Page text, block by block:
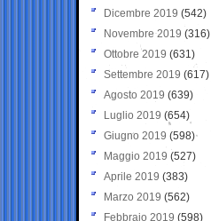
Dicembre 2019 (542)
Novembre 2019 (316)
Ottobre 2019 (631)
Settembre 2019 (617)
Agosto 2019 (639)
Luglio 2019 (654)
Giugno 2019 (598)
Maggio 2019 (527)
Aprile 2019 (383)
Marzo 2019 (562)
Febbraio 2019 (598)